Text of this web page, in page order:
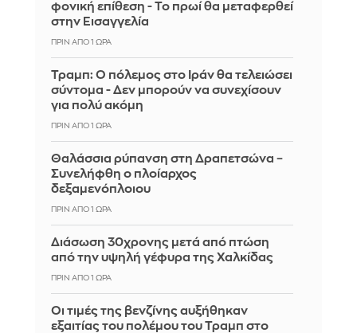
φονική επίθεση - Το πρωί θα μεταφερθεί
στην Εισαγγελία
ΠΡΙΝ ΑΠΌ 1 ΏΡΑ
Τραμπ: Ο πόλεμος στο Ιράν θα τελειώσει
σύντομα - Δεν μπορούν να συνεχίσουν
για πολύ ακόμη
ΠΡΙΝ ΑΠΌ 1 ΏΡΑ
Θαλάσσια ρύπανση στη Δραπετσώνα –
Συνελήφθη ο πλοίαρχος
δεξαμενόπλοιου
ΠΡΙΝ ΑΠΌ 1 ΏΡΑ
Διάσωση 30χρονης μετά από πτώση
από την υψηλή γέφυρα της Χαλκίδας
ΠΡΙΝ ΑΠΌ 1 ΏΡΑ
Οι τιμές της βενζίνης αυξήθηκαν
εξαιτίας του πολέμου του Τραμπ στο